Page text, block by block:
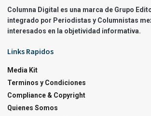
Columna Digital es una marca de Grupo
integrado por Periodistas y Columnistas
interesados en la objetividad informativa.
Links Rapidos
Media Kit
Terminos y Condiciones
Compliance & Copyright
Quienes Somos